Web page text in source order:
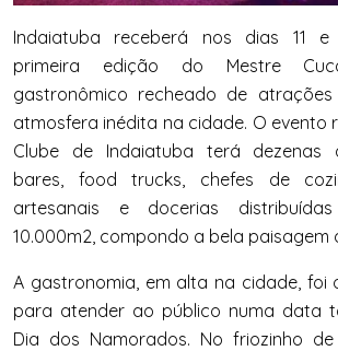
Indaiatuba receberá nos dias 11
primeira edição do Mestre
gastronômico recheado de
atmosfera inédita na cidade. O evento
Clube de Indaiatuba terá dezenas
bares, food trucks, chefes de
artesanais e docerias
10.000m2, compondo a bela paisagem
A gastronomia, em alta na cidade, foi
para atender ao público numa data
Dia dos Namorados. No friozinho